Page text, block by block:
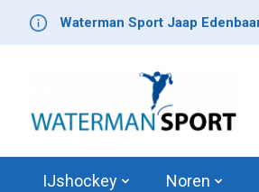
Waterman Sport Jaap
IJshockey Noren